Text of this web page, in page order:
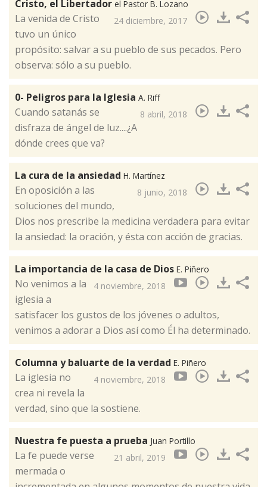
Cristo, el Libertador el Pastor B. Lozano
24 diciembre, 2017
​La venida de Cristo
tuvo un único
propósito: salvar a su pueblo de sus pecados. Pero
observa: sólo a su pueblo.
0- Peligros para la Iglesia A. Riff
8 abril, 2018
Cuando satanás se
disfraza de ángel de luz....¿A
dónde crees que va?​
La cura de la ansiedad H. Martínez
8 junio, 2018
En oposición a las
soluciones del mundo,
Dios nos prescribe la medicina verdadera para evitar
la ansiedad: la oración, y ésta con acción de gracias. ​
La importancia de la casa de Dios E. Piñero
4 noviembre, 2018
No venimos a la
iglesia a
satisfacer los gustos de los jóvenes o adultos,
venimos a adorar a Dios así como Él ha determinado.
Columna y baluarte de la verdad E. Piñero
4 noviembre, 2018
La iglesia no
crea ni revela la
verdad, sino que la sostiene.​
Nuestra fe puesta a prueba Juan Portillo
21 abril, 2019
La fe puede verse
mermada o